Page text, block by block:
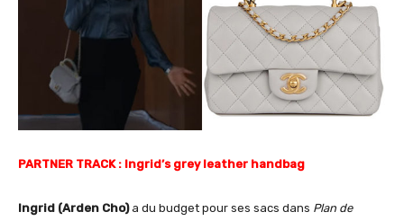
PARTNER TRACK : Ingrid’s grey leather handbag
Ingrid (Arden Cho)a du budget pour ses sacs dans Plan de